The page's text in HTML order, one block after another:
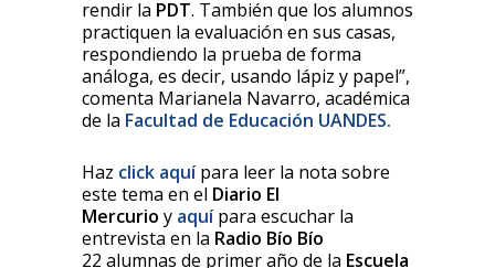
rendir la PDT. También que los alumnos
practiquen la evaluación en sus casas,
respondiendo la prueba de forma
análoga, es decir, usando lápiz y papel”,
comenta Marianela Navarro, académica
de la Facultad de Educación UANDES.
Haz click aquípara leer la nota sobre
este tema en el Diario El
Mercurio y aquípara escuchar la
entrevista en la Radio Bío Bío
22 alumnas de primer año de la Escuela